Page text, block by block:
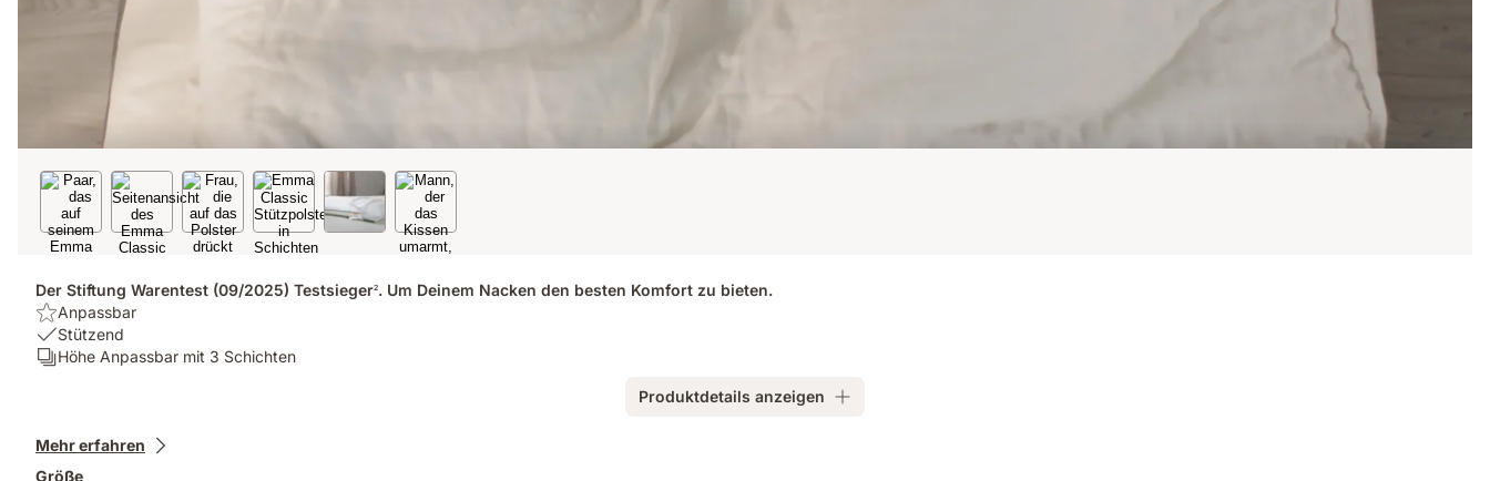
Der Stiftung Warentest (09/2025) Testsieger2. Um Deinem Nacken den besten Komfort zu bieten.
Highlight:
Anpassbar
Anpassbar
USP
1:
Stützend
Schichten:
3
Schichten
Höhe Anpassbar mit 3 Schichten
Produktdetails anzeigen
Zusatzprodukte
Mehr erfahren
Größe